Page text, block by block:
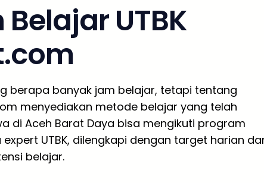
UTBK
berapa banyak jam belajar, tetapi tentang
menyediakan metode belajar yang telah
di Aceh Barat Daya bisa mengikuti program
UTBK, dilengkapi dengan target harian
belajar.